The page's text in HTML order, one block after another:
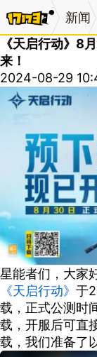
新闻
《天启行动》8
来！
2024-08-29
星能者们，大家
《天启行动》 于
载，正式公测时
载，开服后可直
载，我们准备了